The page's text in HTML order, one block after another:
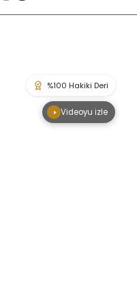
Videoyu izle